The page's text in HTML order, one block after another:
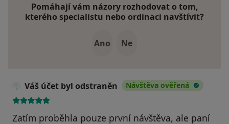
Pomáhají vám názory rozhodovat o tom,
kterého specialistu nebo ordinaci navštívit?
Ano Ne
Váš účet byl odstraněn Návštěva ověřená
Zatím proběhla pouze první návštěva, ale paní